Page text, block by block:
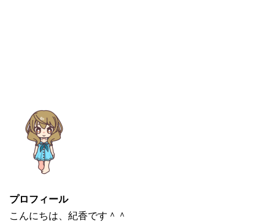
プロフィール
こんにちは、紀香です＾＾